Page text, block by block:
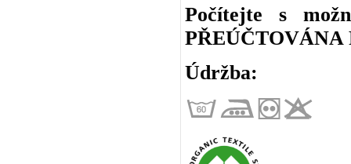
Počítejte s
Údržba: